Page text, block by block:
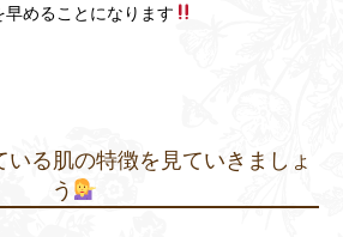
早めることになります
いる肌の特徴を見ていきましょ
う